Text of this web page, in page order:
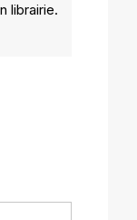
librairie.